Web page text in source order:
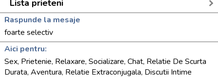
Lista prieteni
Raspunde la mesaje
foarte selectiv
Aici pentru:
Sex, Prietenie, Relaxare, Socializare, Chat, Relatie De Scurta
Durata, Aventura, Relatie Extraconjugala, Discutii Intime